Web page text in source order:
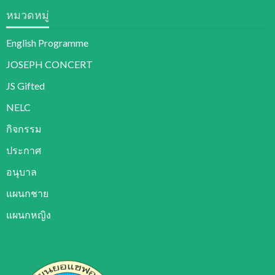
หมวดหมู่
English Programme
JOSEPH CONCERT
JS Gifted
NELC
กิจกรรม
ประกาศ
อนุบาล
แผนกชาย
แผนกหญิง